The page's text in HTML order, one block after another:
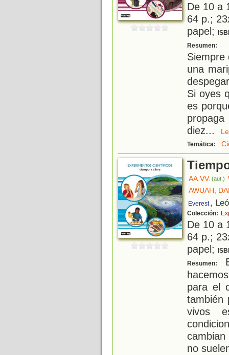
De 10 a
64 p.;
papel;
Resumen:
Siempre
una
Si oyes
es
diez...
Temática:
AA.VV. (aut.)
AWUAH,
Everest ,
Colección:
De 10 a
64 p.;
papel;
Resumen:
para el
también
vivos
no